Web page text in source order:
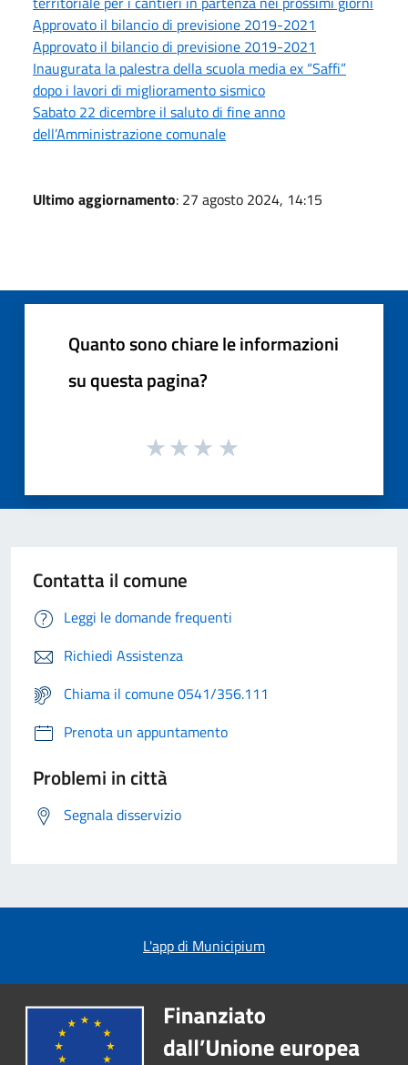
Approvato il bilancio di previsione 2019-2021
Approvato il bilancio di previsione 2019-2021
Inaugurata la palestra della scuola media ex “Saffi”
dopo i lavori di miglioramento sismico
Sabato 22 dicembre il saluto di fine anno
dell’Amministrazione comunale
Ultimo aggiornamento: 27 agosto 2024, 14:15
Quanto sono chiare le informazioni
su questa pagina?
Contatta il comune
Leggi le domande frequenti
Richiedi Assistenza
Chiama il comune 0541/356.111
Prenota un appuntamento
Problemi in città
Segnala disservizio
L'app di Municipium